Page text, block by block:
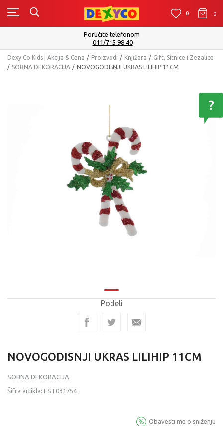
0 0 0
Poručite telefonom
011/715 98 40
Dexy Co Kids | Akcija & Cena Proizvodi Knjižara
Gift, Sitnice i Zezalice
SOBNA DEKORACIJA
NOVOGODISNJI UKRAS LILIHIP 11CM
Podeli
NOVOGODISNJI UKRAS LILIHIP 11CM
SOBNA DEKORACIJA
Šifra artikla: FST031754
Obavesti me o sniženju